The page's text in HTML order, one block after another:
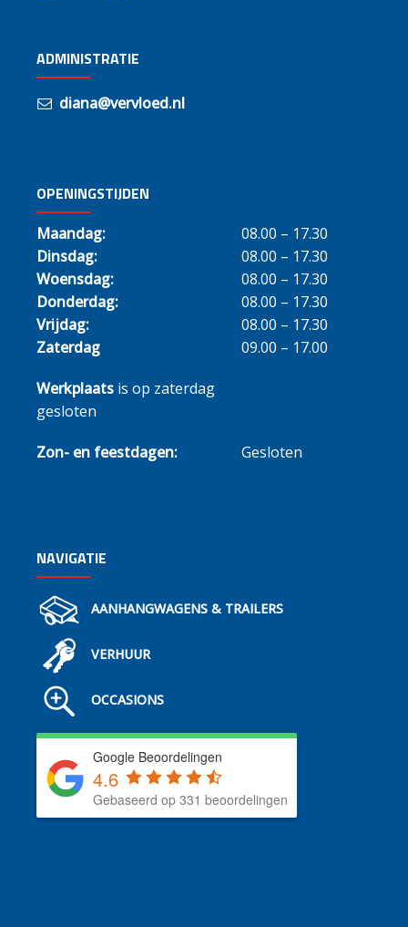
ADMINISTRATIE
diana@vervloed.nl
OPENINGSTIJDEN
Maandag:
08.00 – 17.30
Dinsdag:
08.00 – 17.30
Woensdag:
08.00 – 17.30
Donderdag:
08.00 – 17.30
Vrijdag:
08.00 – 17.30
Zaterdag
09.00 – 17.00
Werkplaats is op zaterdag
gesloten
Zon- en feestdagen: Gesloten
NAVIGATIE
AANHANGWAGENS & TRAILERS
VERHUUR
OCCASIONS
Google Beoordelingen
4.6
Gebaseerd op 331 beoordelingen